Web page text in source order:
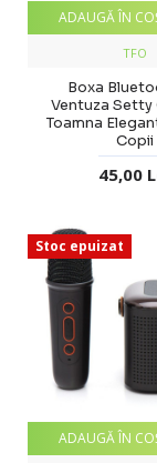
TFO
Boxa
Ventuza
Toamna
Copii
45,00
ADAUGĂ ÎN
Stoc epuizat
ADAUGĂ ÎN